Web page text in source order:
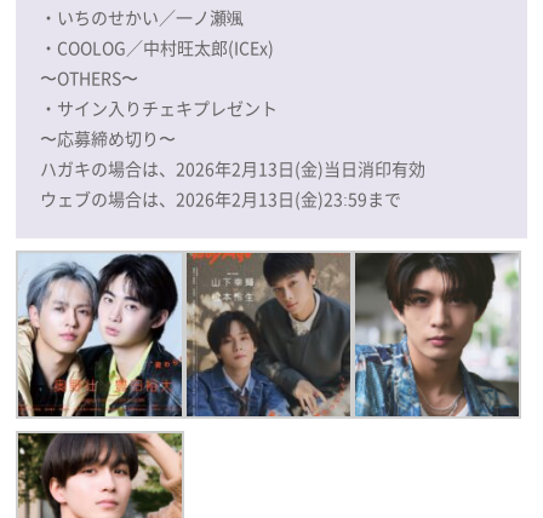
・いちのせかい／一ノ瀬颯
・COOLOG／中村旺太郎(ICEx)
〜OTHERS〜
・サイン入りチェキプレゼント
〜応募締め切り〜
ハガキの場合は、2026年2月13日(金)当日消印有効
ウェブの場合は、2026年2月13日(金)23:59まで